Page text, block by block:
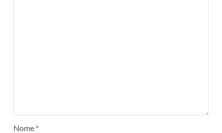
Nome *